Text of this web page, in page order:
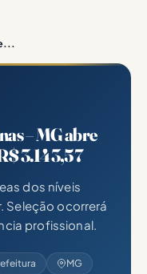
– MG abre
3.143,57
dos níveis
Seleção ocorrerá
profissional.
MG